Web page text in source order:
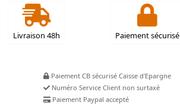
Livraison 48h Paiement sécurisé
Paiement CB sécurisé Caisse d'Epargne
Numéro Service Client non surtaxé
Paiement Paypal accepté